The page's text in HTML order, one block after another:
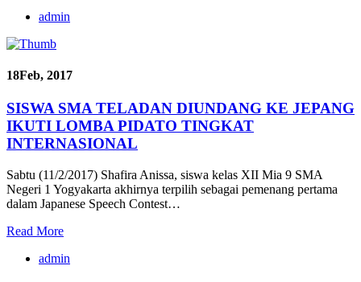
admin
18Feb, 2017
SISWA SMA TELADAN DIUNDANG KE JEPANG
IKUTI LOMBA PIDATO TINGKAT
INTERNASIONAL
Sabtu (11/2/2017) Shafira Anissa, siswa kelas XII Mia 9 SMA
Negeri 1 Yogyakarta akhirnya terpilih sebagai pemenang pertama
dalam Japanese Speech Contest…
Read More
admin